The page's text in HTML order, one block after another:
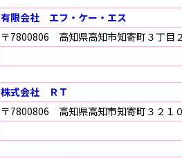
有限会社 エフ・ケー・エス
〒7800806 高知県高知市知寄町３丁目
株式会社 ＲＴ
〒7800806 高知県高知市知寄町３２１